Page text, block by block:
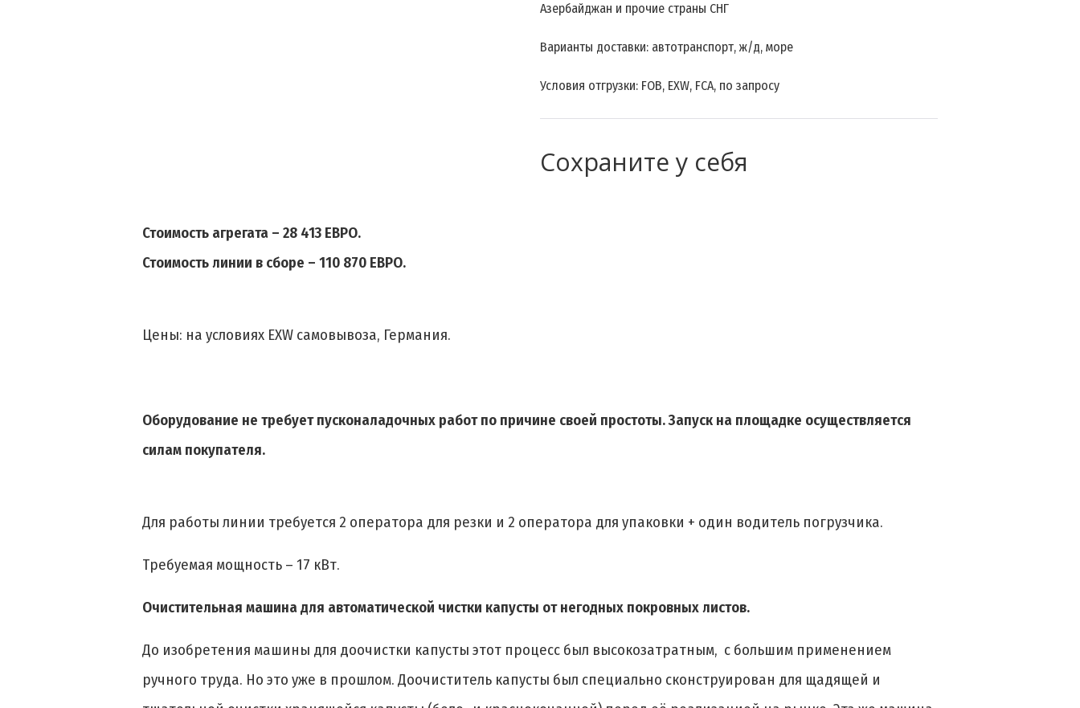
Азербайджан и прочие страны СНГ
Варианты доставки: автотранспорт, ж/д, море
Условия отгрузки: FOB, EXW, FCA, по запросу
Сохраните у себя
Стоимость агрегата – 28 413 ЕВРО.
Стоимость линии в сборе – 110 870 ЕВРО.
Цены: на условиях EXW самовывоза, Германия.
Оборудование не требует пусконаладочных работ по причине своей простоты. Запуск на площадке осуществляется
силам покупателя.
Для работы линии требуется 2 оператора для резки и 2 оператора для упаковки + один водитель погрузчика.
Требуемая мощность – 17 кВт.
Очистительная машина для автоматической чистки капусты от негодных покровных листов.
До изобретения машины для доочистки капусты этот процесс был высокозатратным, с большим применением
ручного труда. Но это уже в прошлом. Доочиститель капусты был специально сконструирован для щадящей и